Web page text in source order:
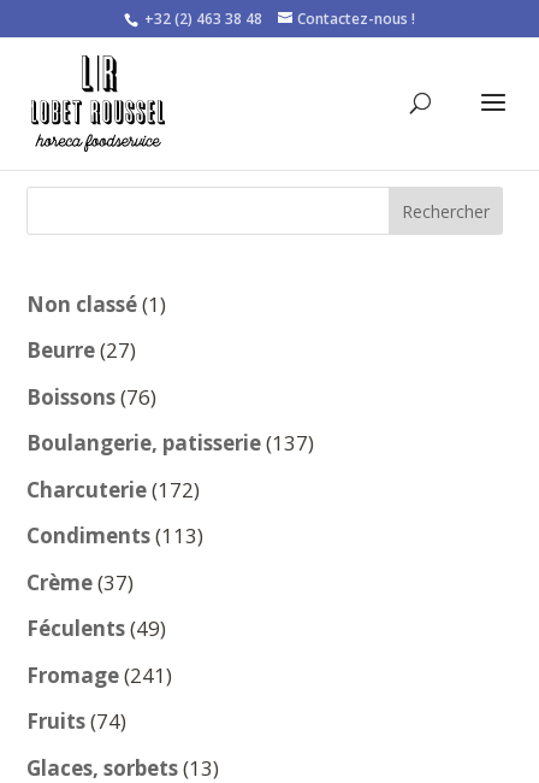
+32 (2) 463 38 48 Contactez-nous !
Rechercher
Non classé 11
Beurre 2727
produits
Boissons 7676
produits
Boulangerie, patisserie 137137
Charcuterie 172172
produits
Condiments 113113
Crème 3737
produits
Féculents 4949
produits
Fromage 241241
Fruits 7474
produits
Glaces, sorbets 1313